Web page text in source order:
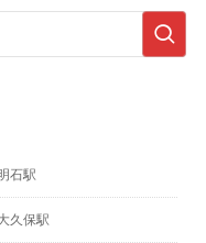
石駅
久保駅